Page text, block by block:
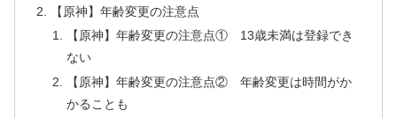
【原神】年齢変更の注意点
【原神】年齢変更の注意点① 13歳未満は登録でき
ない
【原神】年齢変更の注意点② 年齢変更は時間がか
かることも